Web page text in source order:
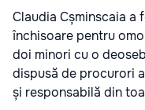
Claudia Cșminscaia a
închisoare pentru
doi minori cu o
dispusă de procurori
și responsabilă din